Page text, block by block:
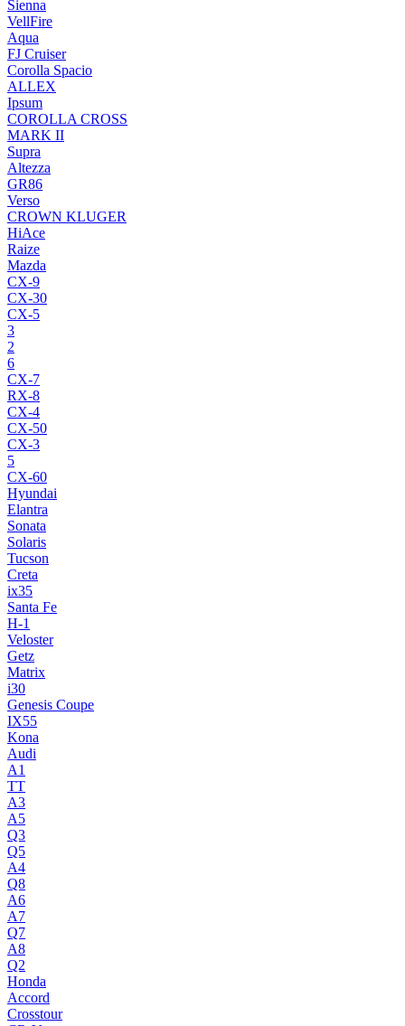
Sienna
VellFire
Aqua
FJ Cruiser
Corolla Spacio
ALLEX
Ipsum
COROLLA CROSS
MARK II
Supra
Altezza
GR86
Verso
CROWN KLUGER
HiAce
Raize
Mazda
CX-9
CX-30
CX-5
3
2
6
CX-7
RX-8
CX-4
CX-50
CX-3
5
CX-60
Hyundai
Elantra
Sonata
Solaris
Tucson
Creta
ix35
Santa Fe
H-1
Veloster
Getz
Matrix
i30
Genesis Coupe
IX55
Kona
Audi
A1
TT
A3
A5
Q3
Q5
A4
Q8
A6
A7
Q7
A8
Q2
Honda
Accord
Crosstour